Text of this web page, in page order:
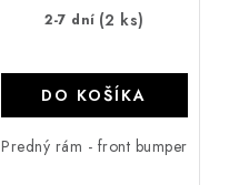
2-7 dní (2 ks)
DO KOŠÍKA
Predný rám - front bumper